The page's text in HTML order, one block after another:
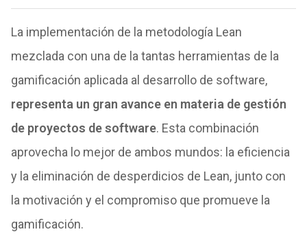
La implementación de la metodología Lean
mezclada con una de la tantas herramientas de la
gamificación aplicada al desarrollo de software,
representa un gran avance en materia de gestión
de proyectos de software. Esta combinación
aprovecha lo mejor de ambos mundos: la eficiencia
y la eliminación de desperdicios de Lean, junto con
la motivación y el compromiso que promueve la
gamificación.